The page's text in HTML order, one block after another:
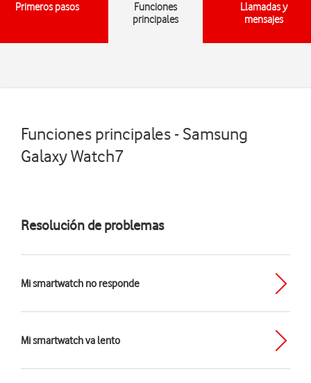
Primeros pasos
Funciones
principales
Llamadas y
mensajes
Funciones principales - Samsung
Galaxy Watch7
Resolución de problemas
Mi smartwatch no responde
Mi smartwatch va lento